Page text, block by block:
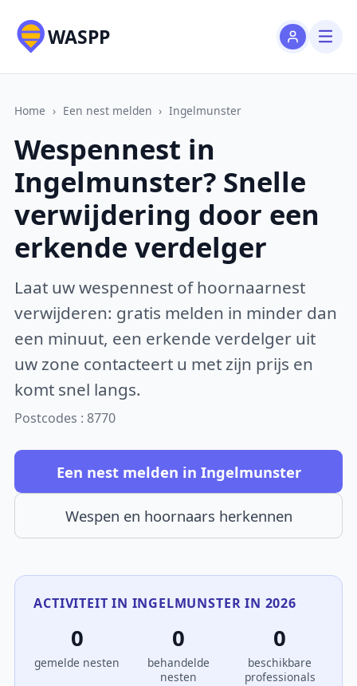
WASPP
Home › Een nest melden › Ingelmunster
Wespennest in
Ingelmunster? Snelle
verwijdering door een
erkende verdelger
Laat uw wespennest of hoornaarnest
verwijderen: gratis melden in minder dan
een minuut, een erkende verdelger uit
uw zone contacteert u met zijn prijs en
komt snel langs.
Postcodes : 8770
Een nest melden in Ingelmunster
Wespen en hoornaars herkennen
ACTIVITEIT IN INGELMUNSTER IN 2026
0
gemelde nesten
0
behandelde
nesten
0
beschikbare
professionals